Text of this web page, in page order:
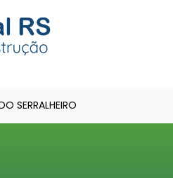
SERRALHEIRO